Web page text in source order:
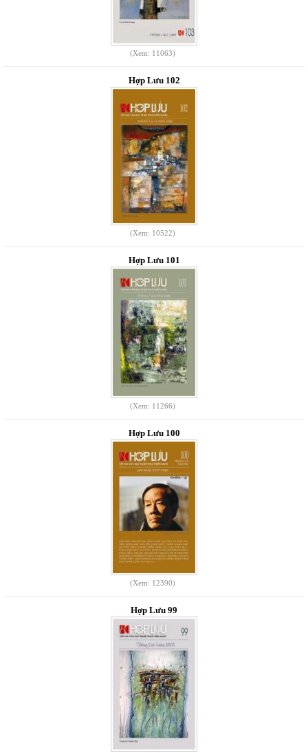
(Xem: 11063)
Hợp Lưu 102
(Xem: 10522)
Hợp Lưu 101
(Xem: 11266)
Hợp Lưu 100
(Xem: 12390)
Hợp Lưu 99